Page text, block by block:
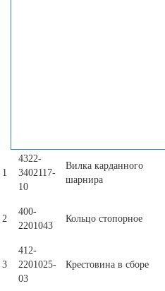
1
4322-
3402117-
10
Вилка карданного
шарнира
2
400-
2201043
Кольцо стопорное
3
412-
2201025-
03
Крестовина в сборе